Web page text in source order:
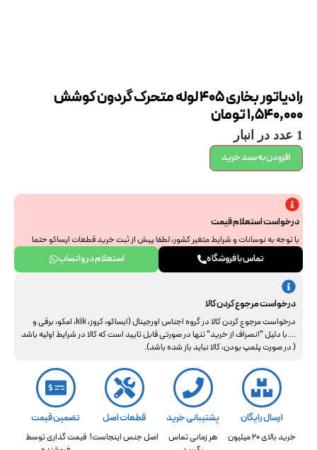
رادیاتور بخاری 405 لوله متحرک گردون کوشش
1,540,000تومان
1 عدد در انبار
افزودن به سبد خرید
درخواست استعلام قیمت
با توجه به نوسانات و شرایط متغیر کشور، لطفا پیش از ثبت خرید قطعات ایساکو حتما
جهت استعلام نهایی با ما هماهنگ فرمایید. از همراهی و درک شما سپاسگزاریم.
تماس با فروشگاه استعلام در واتساپ
درخواست مرجوع کردن کالا
درخواست مرجوع کردن کالا در گروه اجناس اورجینال (ایساکو، کروز، kik، امکو، برقی و
....با دلیل "انصراف از خرید" تنها در صورتی قابل تایید است که کالا در شرایط اولیه باشد
( در صورت پلمپ بودن، کالا نباید باز شده باشد).
ارسال رایگان
خرید بالای 20 میلیون
پشتیبانی خرید
هر زمانی تماس
قطعات اصل
اصل جنس اینجاست!
تضمین قیمت
قیمت گذاری توسط